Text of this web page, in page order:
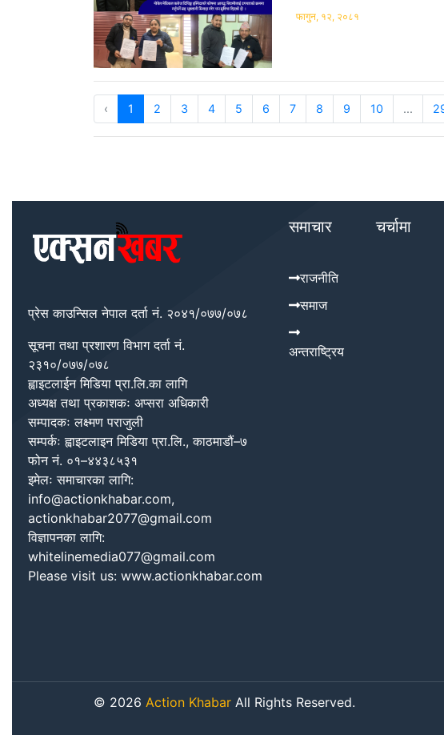
फागुन, १२, २०८१
‹ 1 2 3 4 5 6 7 8 9 10 ...
प्रेस काउन्सिल नेपाल दर्ता नं. २०४१/०७७/०७८
सूचना तथा प्रशारण विभाग दर्ता नं.
२३१०/०७७/०७८
ह्वाइटलाईन मिडिया प्रा.लि.का लागि
अध्यक्ष तथा प्रकाशकः अप्सरा अधिकारी
सम्पादकः लक्ष्मण पराजुली
सम्पर्कः ह्वाइटलाइन मिडिया प्रा.लि., काठमाडौं–७
फोन नं. ०१–४४३८५३१
इमेलः समाचारका लागि:
info@actionkhabar.com,
actionkhabar2077@gmail.com
विज्ञापनका लागि:
whitelinemedia077@gmail.com
Please visit us: www.actionkhabar.com
समाचार
राजनीति
समाज
अन्तराष्ट्रिय
चर्चामा
© 2026 Action Khabar All Rights Reserved.